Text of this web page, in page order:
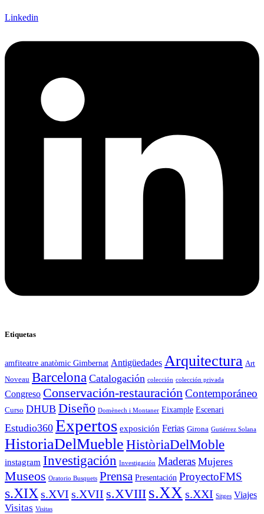
Linkedin
Etiquetas
amfiteatre anatòmic Gimbernat Antigüedades Arquitectura Art
Noveau Barcelona Catalogación colección colección privada
Congreso Conservación-restauración Contemporáneo
Curso DHUB Diseño Domènech i Montaner Eixample Escenari
Estudio360 Expertos exposición Ferias Girona Gutiérrez Solana
HistoriaDelMuebleHistòriaDelMoble
instagram Investigación Investigación Maderas Mujeres
Museos Oratorio Busquets Prensa Presentación ProyectoFMS
s.XIX s.XVI s.XVII s.XVIII s.XX s.XXI Sitges Viajes
Visitas Visitas